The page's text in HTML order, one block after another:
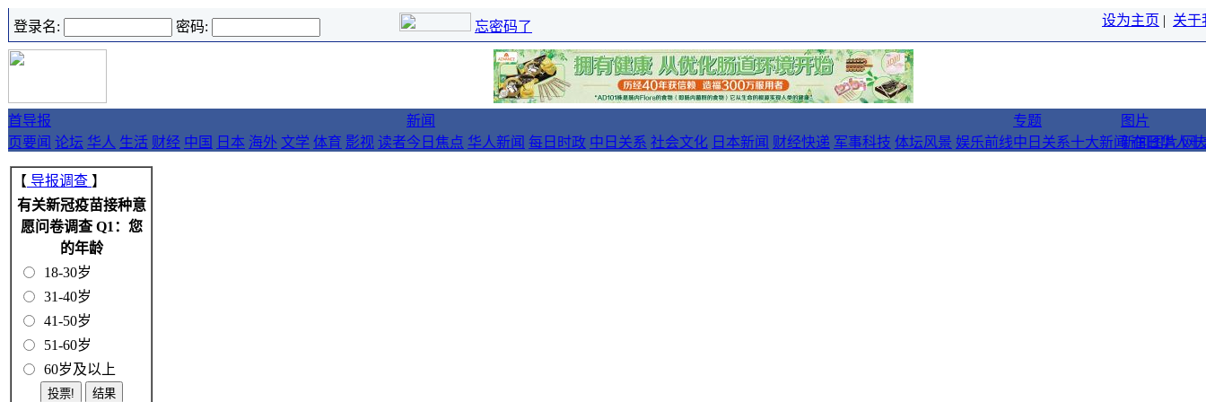
登录名: 密码: 忘密码了 设为主页 | 关于
首
页
导报
要闻 论坛 华人 生活 财经 中国 日本 海外 文学 体育 影视 读者
新闻
今日焦点 华人新闻 每日时政 中日关系 社会文化 日本新闻 财经快递 军事科技 体坛风景 娱乐前线
专题
中日关系十大新闻 在日华人
图片
新闻图片 网
【 导报调查 】
有关新冠疫苗接种意
愿问卷调查 Q1：您
的年龄
18-30岁
31-40岁
41-50岁
51-60岁
60岁及以上